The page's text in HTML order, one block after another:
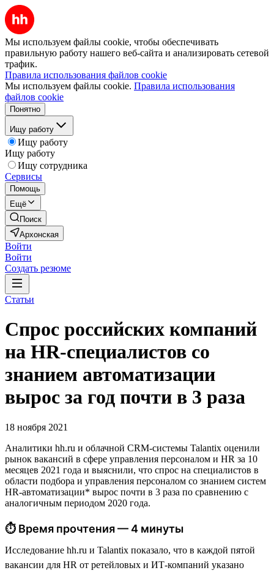
Мы используем файлы cookie, чтобы обеспечивать
правильную работу нашего веб-сайта и анализировать сетевой
трафик.
Правила использования файлов cookie
Мы используем файлы cookie. Правила использования
файлов cookie
Понятно
Ищу работу
Ищу работу
Ищу работу
Ищу сотрудника
Сервисы
Помощь
Ещё
Поиск
Архонская
Войти
Войти
Создать резюме
Статьи
Спрос российских компаний
на HR-специалистов со
знанием автоматизации
вырос за год почти в 3 раза
18 ноября 2021
Аналитики hh.ru и облачной CRM-системы Talantix оценили
рынок вакансий в сфере управления персоналом и HR за 10
месяцев 2021 года и выяснили, что спрос на специалистов в
области подбора и управления персоналом со знанием систем
HR-автоматизации* вырос почти в 3 раза по сравнению с
аналогичным периодом 2020 года.
⏱ Время прочтения — 4 минуты
Исследование hh.ru и Talantix показало, что в каждой пятой
вакансии для HR от ретейловых и ИТ-компаний указано